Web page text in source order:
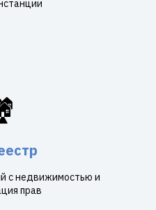
с недвижимостью и
прав